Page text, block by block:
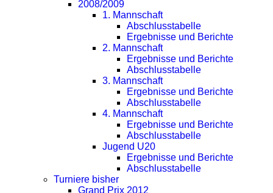
2008/2009
1. Mannschaft
Abschlusstabelle
Ergebnisse und Berichte
2. Mannschaft
Ergebnisse und Berichte
Abschlusstabelle
3. Mannschaft
Ergebnisse und Berichte
Abschlusstabelle
4. Mannschaft
Ergebnisse und Berichte
Abschlusstabelle
Jugend U20
Ergebnisse und Berichte
Abschlusstabelle
Turniere bisher
Grand Prix 2012